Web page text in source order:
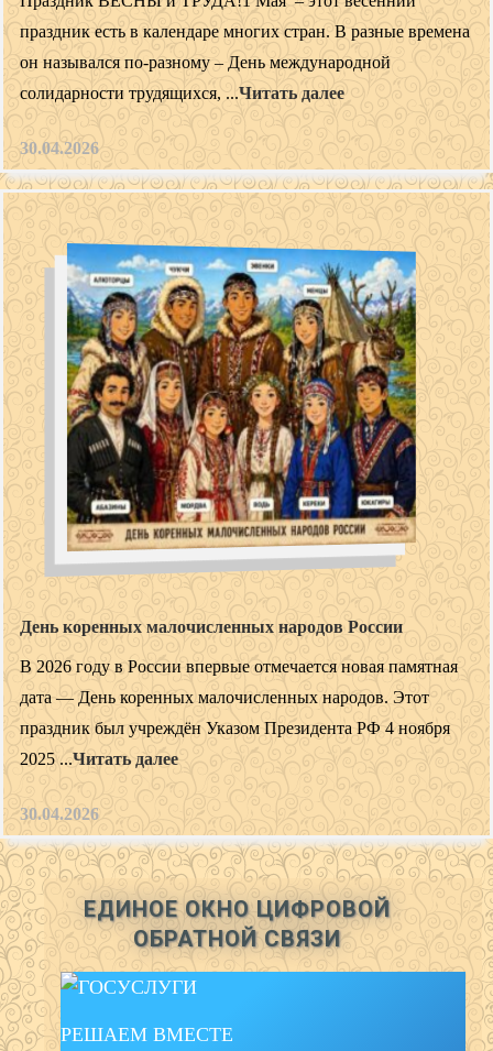
праздник есть в календаре многих стран. В разные времена
он назывался по-разному – День международной
солидарности трудящихся, ...Читать далее
30.04.2026
День коренных малочисленных народов России
В 2026 году в России впервые отмечается новая памятная
дата — День коренных малочисленных народов. Этот
праздник был учреждён Указом Президента РФ 4 ноября
2025 ...Читать далее
30.04.2026
ЕДИНОЕ ОКНО ЦИФРОВОЙ
ОБРАТНОЙ СВЯЗИ
РЕШАЕМ ВМЕСТЕ